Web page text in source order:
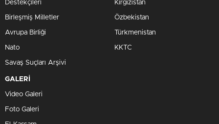
Destekçileri
Birleşmiş Milletler
Avrupa Birliği
Nato
Savaş Suçları Arşivi
Kırgızistan
Özbekistan
Türkmenistan
KKTC
GALERİ
Video Galeri
Foto Galeri